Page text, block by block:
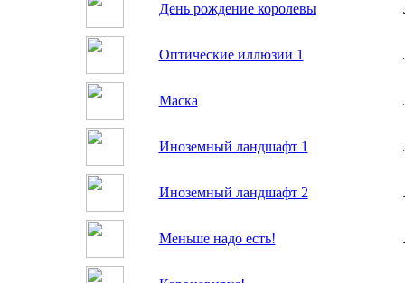
День рождение королевы
Оптические иллюзии 1
Маска
Иноземный ландшафт 1
Иноземный ландшафт 2
Меньше надо есть!